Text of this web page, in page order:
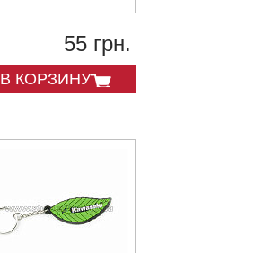
55 грн.
В КОРЗИНУ